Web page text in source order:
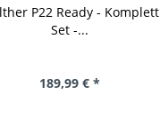
P22 Ready - Komplett
Set -...
189,99 € *